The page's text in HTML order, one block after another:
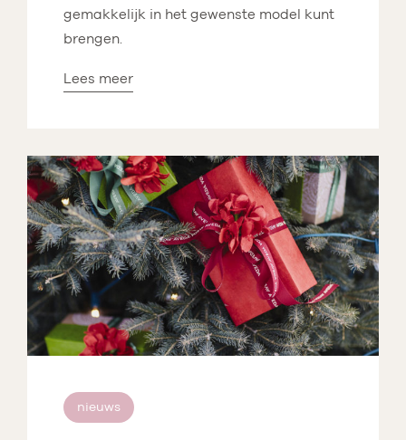
gemakkelijk in het gewenste model kunt
brengen.
Lees meer
nieuws